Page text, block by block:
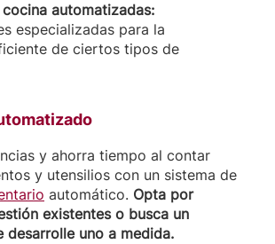
automatizadas:
especializadas para la
de ciertos tipos de
y ahorra tiempo al contar
y utensilios con un sistema de
automático. Opta por
existentes o busca un
desarrolle uno a medida.